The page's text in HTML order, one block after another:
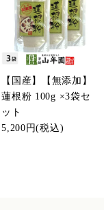
【国産】【無添加】
蓮根粉 100g ×3袋セ
ット
5,200円(税込)